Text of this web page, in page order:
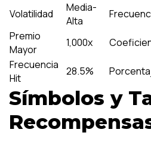
Volatilidad
Media-
Alta
Premio
Mayor
1,000x
Frecuencia
Hit
28.5%
Símbolos y